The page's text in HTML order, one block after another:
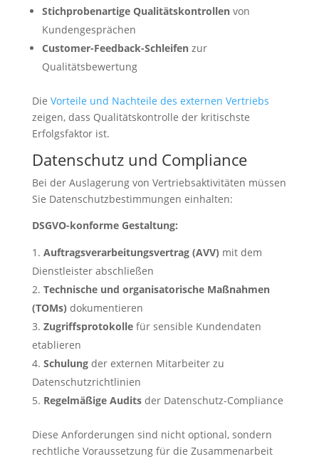
Stichprobenartige Qualitätskontrollenvon
Kundengesprächen
Customer-Feedback-Schleifenzur
Qualitätsbewertung
Die Vorteile und Nachteile des externen Vertriebs
zeigen, dass Qualitätskontrolle der kritischste
Erfolgsfaktor ist.
Datenschutz und Compliance
Bei der Auslagerung von Vertriebsaktivitäten müssen
Sie Datenschutzbestimmungen einhalten:
DSGVO-konforme Gestaltung:
Auftragsverarbeitungsvertrag (AVV) mit dem
Dienstleister abschließen
Technische und organisatorische Maßnahmen
(TOMs) dokumentieren
Zugriffsprotokollefür sensible Kundendaten
etablieren
Schulungder externen Mitarbeiter zu
Datenschutzrichtlinien
Regelmäßige Auditsder Datenschutz-Compliance
Diese Anforderungen sind nicht optional, sondern
rechtliche Voraussetzung für die Zusammenarbeit